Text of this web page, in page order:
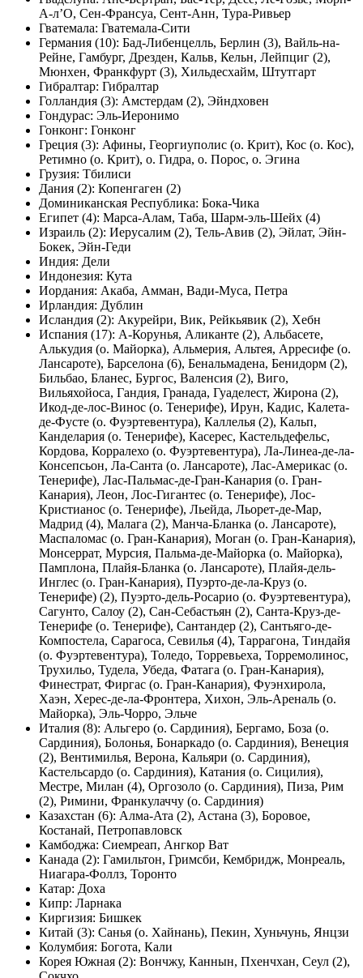
А-л’О, Сен-Франсуа, Сент-Анн, Тура-Ривьер
Гватемала: Гватемала-Сити
Германия (10): Бад-Либенцелль, Берлин (3), Вайль-на-
Рейне, Гамбург, Дрезден, Кальв, Кельн, Лейпциг (2),
Мюнхен, Франкфурт (3), Хильдесхайм, Штутгарт
Гибралтар: Гибралтар
Голландия (3): Амстердам (2), Эйндховен
Гондурас: Эль-Иеронимо
Гонконг: Гонконг
Греция (3): Афины, Георгиуполис (о. Крит), Кос (о. Кос),
Ретимно (о. Крит), о. Гидра, о. Порос, о. Эгина
Грузия: Тбилиси
Дания (2): Копенгаген (2)
Доминиканская Республика: Бока-Чика
Египет (4): Марса-Алам, Таба, Шарм-эль-Шейх (4)
Израиль (2): Иерусалим (2), Тель-Авив (2), Эйлат, Эйн-
Бокек, Эйн-Геди
Индия: Дели
Индонезия: Кута
Иордания: Акаба, Амман, Вади-Муса, Петра
Ирландия: Дублин
Исландия (2): Акурейри, Вик, Рейкьявик (2), Хебн
Испания (17): А-Корунья, Аликанте (2), Альбасете,
Алькудия (о. Майорка), Альмерия, Альтея, Арресифе (о.
Лансароте), Барселона (6), Бенальмадена, Бенидорм (2),
Бильбао, Бланес, Бургос, Валенсия (2), Виго,
Вильяхойоса, Гандия, Гранада, Гуаделест, Жирона (2),
Икод-де-лос-Винос (о. Тенерифе), Ирун, Кадис, Калета-
де-Фусте (о. Фуэртевентура), Каллелья (2), Кальп,
Канделария (о. Тенерифе), Касерес, Кастельдефельс,
Кордова, Корралехо (о. Фуэртевентура), Ла-Линеа-де-ла-
Консепсьон, Ла-Санта (о. Лансароте), Лас-Америкас (о.
Тенерифе), Лас-Пальмас-де-Гран-Канария (о. Гран-
Канария), Леон, Лос-Гигантес (о. Тенерифе), Лос-
Кристианос (о. Тенерифе), Льейда, Льорет-де-Мар,
Мадрид (4), Малага (2), Манча-Бланка (о. Лансароте),
Маспаломас (о. Гран-Канария), Моган (о. Гран-Канария),
Монсеррат, Мурсия, Пальма-де-Майорка (о. Майорка),
Памплона, Плайя-Бланка (о. Лансароте), Плайя-дель-
Инглес (о. Гран-Канария), Пуэрто-де-ла-Круз (о.
Тенерифе) (2), Пуэрто-дель-Росарио (о. Фуэртевентура),
Сагунто, Салоу (2), Сан-Себастьян (2), Санта-Круз-де-
Тенерифе (о. Тенерифе), Сантандер (2), Сантьяго-де-
Компостела, Сарагоса, Севилья (4), Таррагона, Тиндайя
(о. Фуэртевентура), Толедо, Торревьеха, Торремолинос,
Трухильо, Тудела, Убеда, Фатага (о. Гран-Канария),
Финестрат, Фиргас (о. Гран-Канария), Фуэнхирола,
Хаэн, Херес-де-ла-Фронтера, Хихон, Эль-Ареналь (о.
Майорка), Эль-Чорро, Эльче
Италия (8): Альгеро (о. Сардиния), Бергамо, Боза (о.
Сардиния), Болонья, Бонаркадо (о. Сардиния), Венеция
(2), Вентимилья, Верона, Кальяри (о. Сардиния),
Кастельсардо (о. Сардиния), Катания (о. Сицилия),
Местре, Милан (4), Оргозоло (о. Сардиния), Пиза, Рим
(2), Римини, Франкулаччу (о. Сардиния)
Казахстан (6): Алма-Ата (2), Астана (3), Боровое,
Костанай, Петропавловск
Камбоджа: Сиемреап, Ангкор Ват
Канада (2): Гамильтон, Гримсби, Кембридж, Монреаль,
Ниагара-Фоллз, Торонто
Катар: Доха
Кипр: Ларнака
Киргизия: Бишкек
Китай (3): Санья (о. Хайнань), Пекин, Хуньчунь, Янцзи
Колумбия: Богота, Кали
Корея Южная (2): Вончжу, Каннын, Пхенчхан, Сеул (2),